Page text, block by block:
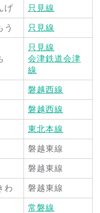
げ 只見線
う 只見線
只見線
会津鉄道会津
線
磐越西線
磐越西線
東北本線
磐越東線
磐越東線
わ 磐越東線
常磐線